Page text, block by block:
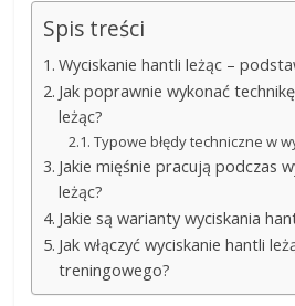
Spis treści
Wyciskanie hantli leżąc –
Jak poprawnie wykonać
leżąc?
Typowe błędy techniczne w
Jakie mięśnie pracują podczas
leżąc?
Jakie są warianty wyciskania
Jak włączyć wyciskanie hantli
treningowego?